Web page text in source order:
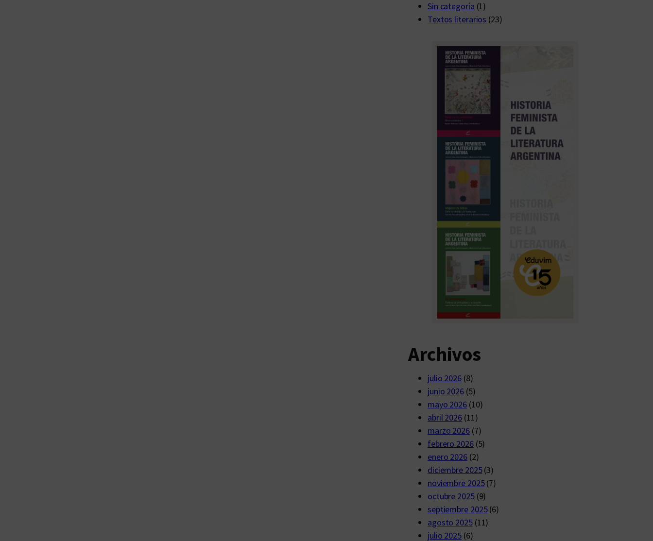
Sin categoría (1)
Textos literarios (23)
Archivos
julio 2026(8)
junio 2026(5)
mayo 2026 (10)
abril 2026(11)
marzo 2026(7)
febrero 2026(5)
enero 2026(2)
diciembre 2025(3)
noviembre 2025(7)
octubre 2025(9)
septiembre 2025(6)
agosto 2025(11)
julio 2025(6)